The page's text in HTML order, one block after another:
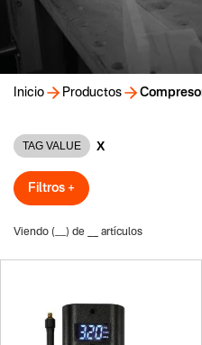
Inicio Productos
TAG VALUE X
Filtros +
Viendo ( ) de artículos